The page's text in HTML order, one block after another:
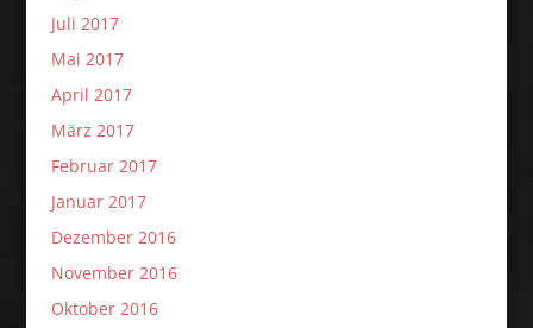
Juli 2017
Mai 2017
April 2017
März 2017
Februar 2017
Januar 2017
Dezember 2016
November 2016
Oktober 2016